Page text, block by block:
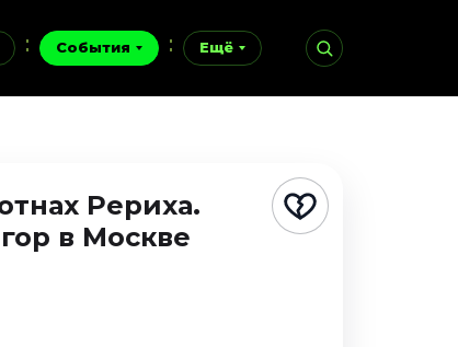
События Ещё
Рериха.
в Москве